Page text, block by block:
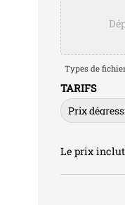
Types de
TARIFS
Le prix inclut